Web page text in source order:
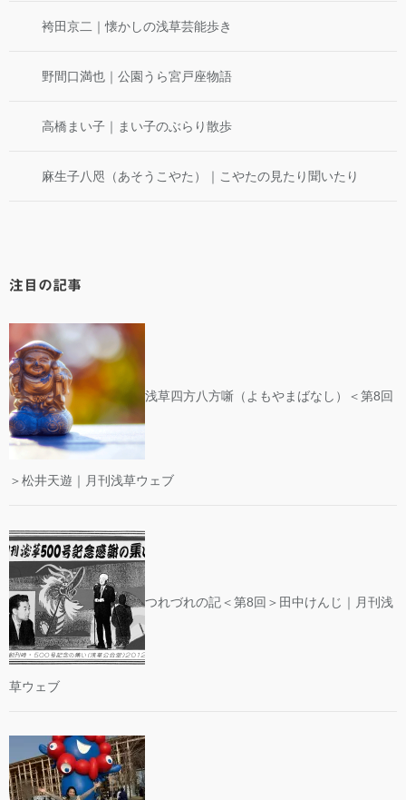
袴田京二｜懐かしの浅草芸能歩き
野間口満也｜公園うら宮戸座物語
高橋まい子｜まい子のぶらり散歩
麻生子八咫（あそうこやた）｜こやたの見たり聞いたり
注目の記事
浅草四方八方噺（よもやまばなし）＜第8回
＞松井天遊｜月刊浅草ウェブ
つれづれの記＜第8回＞田中けんじ｜月刊浅
草ウェブ